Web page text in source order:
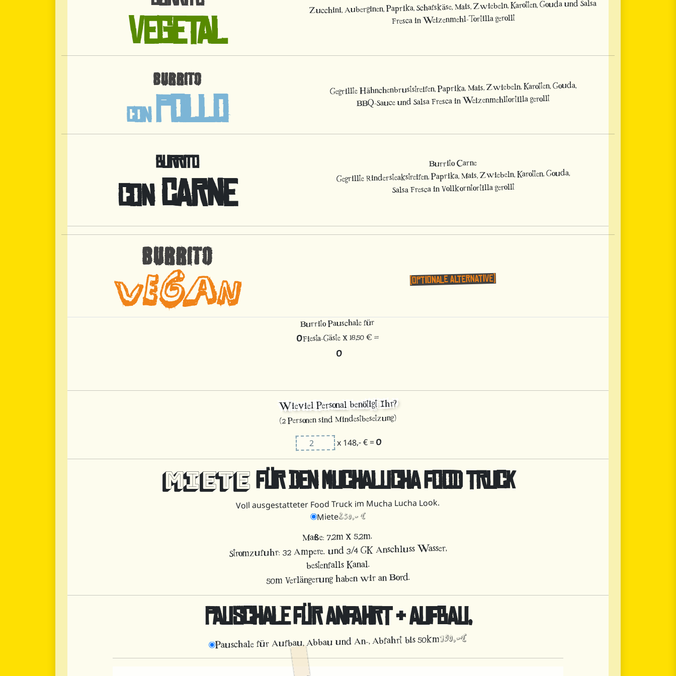
VEGETAL
Zucchini, Auberginen, Paprika, Schafskäse, Mais, Zwiebeln, Karotten, Gouda und Salsa
Fresca in Weizenmehl-Tortilla gerollt
BURRITO
CON POLLO
Gegrillte Hähnchenbruststreifen, Paprika, Mais, Zwiebeln, Karotten, Gouda,
BBQ-Sauce und Salsa Fresca in Weizenmehltortilla gerollt
BURRITO
CON CARNE
Burrito Carne
Gegrillte Rindersteakstreifen, Paprika, Mais, Zwiebeln, Karotten, Gouda,
Salsa Fresca in Vollkorntortilla gerollt
BURRITO
VEGAN (optionale Alternative)
Burrito Pauschale für
0Fiesta-Gästex 18,50 € =
0
Wieviel Personal benötigt Ihr?
(2 Personen sind Mindestbesetzung)
x 148,- € =0
MIETEFÜR DEN MUCHALUCHA FOOD TRUCK
Voll ausgestatteter Food Truck im Mucha Lucha Look.
Miete250,- €
Maße: 7,2m x 5,2m.
Stromzufuhr: 32 Ampere. und 3/4 GK Anschluss Wasser,
bestenfalls Kanal.
50m Verlängerung haben wir an Bord.
PAUSCHALE FÜR ANFAHRT & AUFBAU,
Pauschale für Aufbau, Abbau und An-, Abfahrt bis 50km190,-€